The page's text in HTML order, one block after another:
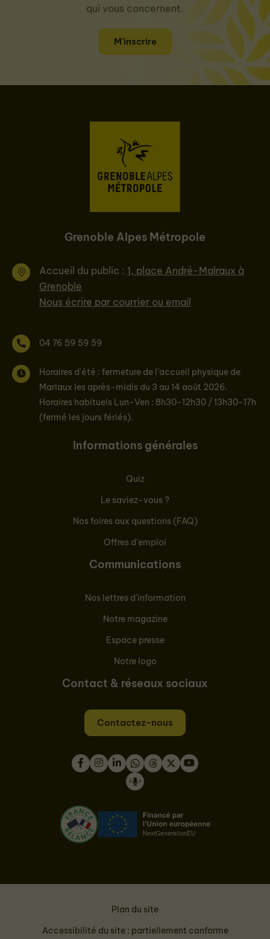
qui vous concernent.
M'inscrire
Grenoble Alpes Métropole
Accueil du public : 1, place André-Malraux à
Grenoble
Nous écrire par courrier ou email
04 76 59 59 59
Horaires d'été : fermeture de l’accueil physique de
Marlaux les après-midis du 3 au 14 août 2026.
Horaires habituels Lun-Ven : 8h30-12h30 / 13h30-17h
(fermé les jours fériés).
Informations générales
Quiz
Le saviez-vous ?
Nos foires aux questions (FAQ)
Offres d'emploi
Communications
Nos lettres d'information
Notre magazine
Espace presse
Notre logo
Contact & réseaux sociaux
Contactez-nous
Instagram
LinkedInWhatsApp
Plan du site
Accessibilité du site : partiellement conforme